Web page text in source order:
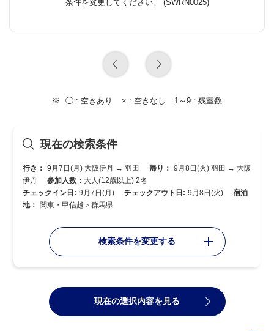
条件を変更してください。 (SWRN0025)
◯ : 空きあり × : 空きなし 1～9 : 残室数
現在の検索条件
行き： 9月7日(月) 大阪伊丹 → 羽田 帰り： 9月8日(火) 羽田 → 大阪
伊丹
参加人数： 大人(12歳以上) 2名
チェックイン日: 9月7日(月) チェックアウト日: 9月8日(火)
宿泊
地： 関東・甲信越＞群馬県
検索条件を変更する
現在の選択内容を見る